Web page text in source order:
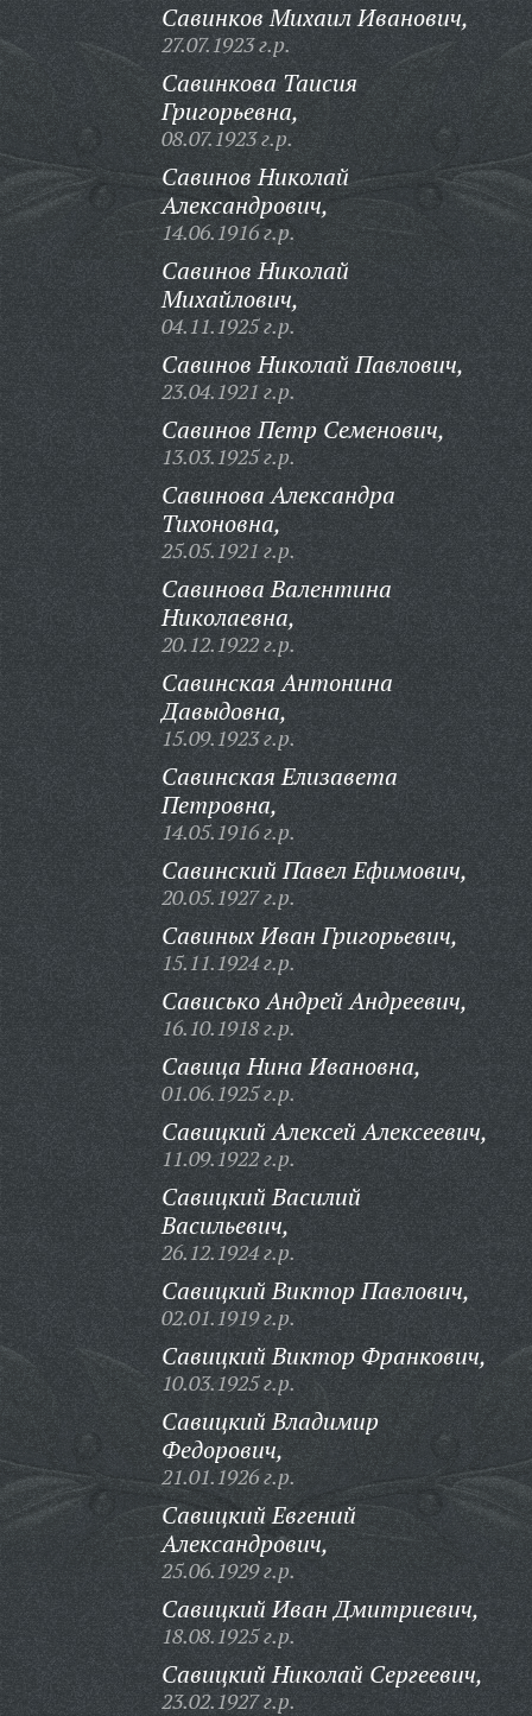
Савинков Михаил Иванович,
27.07.1923 г.р.
Савинкова Таисия
Григорьевна,
08.07.1923 г.р.
Савинов Николай
Александрович,
14.06.1916 г.р.
Савинов Николай
Михайлович,
04.11.1925 г.р.
Савинов Николай Павлович,
23.04.1921 г.р.
Савинов Петр Семенович,
13.03.1925 г.р.
Савинова Александра
Тихоновна,
25.05.1921 г.р.
Савинова Валентина
Николаевна,
20.12.1922 г.р.
Савинская Антонина
Давыдовна,
15.09.1923 г.р.
Савинская Елизавета
Петровна,
14.05.1916 г.р.
Савинский Павел Ефимович,
20.05.1927 г.р.
Савиных Иван Григорьевич,
15.11.1924 г.р.
Сависько Андрей Андреевич,
16.10.1918 г.р.
Савица Нина Ивановна,
01.06.1925 г.р.
Савицкий Алексей Алексеевич,
11.09.1922 г.р.
Савицкий Василий
Васильевич,
26.12.1924 г.р.
Савицкий Виктор Павлович,
02.01.1919 г.р.
Савицкий Виктор Франкович,
10.03.1925 г.р.
Савицкий Владимир
Федорович,
21.01.1926 г.р.
Савицкий Евгений
Александрович,
25.06.1929 г.р.
Савицкий Иван Дмитриевич,
18.08.1925 г.р.
Савицкий Николай Сергеевич,
23.02.1927 г.р.